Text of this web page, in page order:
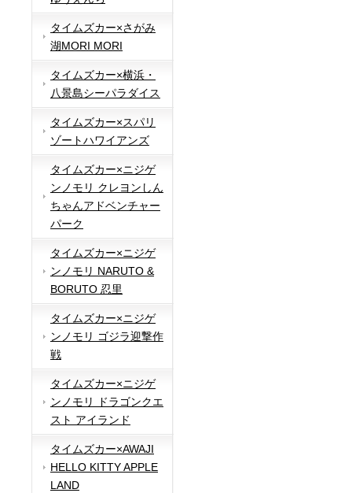
タイムズカー×さがみ
湖MORI MORI
タイムズカー×横浜・
八景島シーパラダイス
タイムズカー×スパリ
ゾートハワイアンズ
タイムズカー×ニジゲ
ンノモリ クレヨンしん
ちゃんアドベンチャー
パーク
タイムズカー×ニジゲ
ンノモリ NARUTO &
BORUTO 忍里
タイムズカー×ニジゲ
ンノモリ ゴジラ迎撃作
戦
タイムズカー×ニジゲ
ンノモリ ドラゴンクエ
スト アイランド
タイムズカー×AWAJI
HELLO KITTY APPLE
LAND